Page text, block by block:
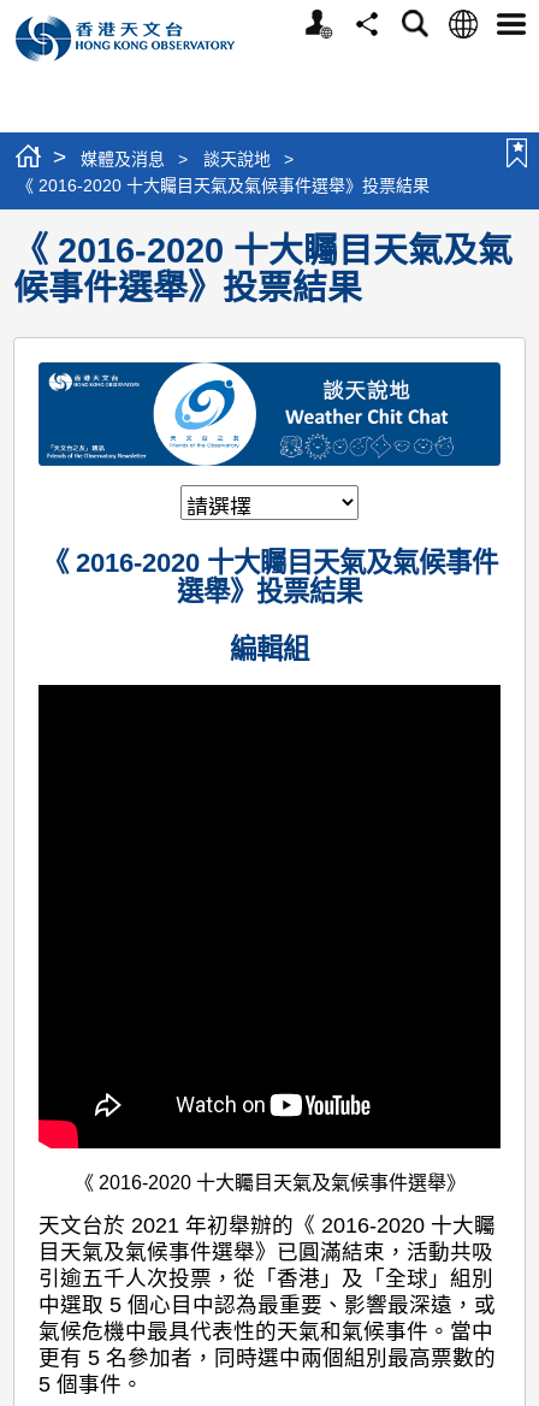
個
分
搜
語
選
> 媒體及消息 > 談天說地
>
《 2016-2020 十大矚目天氣及氣候事件選舉》投票結果
《 2016-2020 十大矚目天氣及氣
候事件選舉》投票結果
《 2016-2020 十大矚目天氣及氣候事件
選舉》投票結果
編輯組
《 2016-2020 十大矚目天氣及氣候事件選舉》
天文台於 2021 年初舉辦的《 2016-2020 十大矚
目天氣及氣候事件選舉》已圓滿結束，活動共吸
引逾五千人次投票，從「香港」及「全球」組別
中選取 5 個心目中認為最重要、影響最深遠，或
氣候危機中最具代表性的天氣和氣候事件。當中
更有 5 名參加者，同時選中兩個組別最高票數的
5 個事件。